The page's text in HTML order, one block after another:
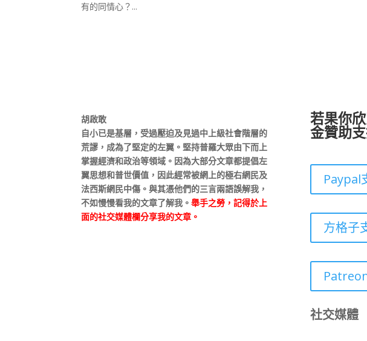
有的同情心？...
胡啟敢
自小已是基層，受過壓迫及見過中上級社會階層的
荒謬，成為了堅定的左翼。堅持普羅大眾由下而上
掌握經濟和政治等領域。因為大部分文章都提倡左
翼思想和普世價值，因此經常被網上的極右網民及
法西斯網民中傷。與其憑他們的三言兩語誤解我，
不如慢慢看我的文章了解我。舉手之勞，記得於上
面的社交媒體欄分享我的文章。
若果你
金贊助
Paypal
方格子
社交媒體